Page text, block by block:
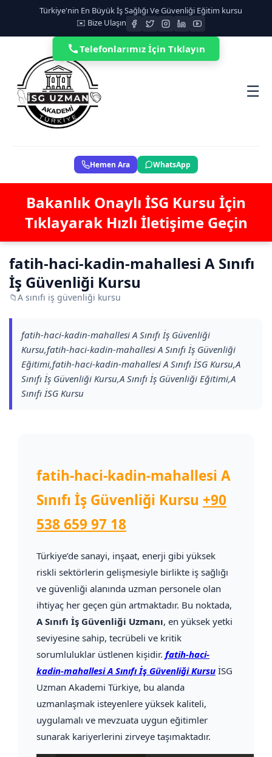
Türkiye'nin En Büyük İş Sağlığı Ve Güvenliği Eğitim kursu
✉️ Bize Ulaşın
☰
Hemen Ara WhatsApp
Bakanlık Onaylı İSG Kursu İçin
Tıklayarak Hızlı İletişime Geçin
fatih-haci-kadin-mahallesi A Sınıfı
İş Güvenliği Kursu
📁A sınıfı iş güvenliği kursu
fatih-haci-kadin-mahallesi A Sınıfı İş Güvenliği
Kursu,fatih-haci-kadin-mahallesi A Sınıfı İş Güvenliği
Eğitimi,fatih-haci-kadin-mahallesi A Sınıfı İSG Kursu,A
Sınıfı İş Güvenliği Kursu,A Sınıfı İş Güvenliği Eğitimi,A
Sınıfı İSG Kursu
fatih-haci-kadin-mahallesi A
Sınıfı İş Güvenliği Kursu +90
538 659 97 18
Türkiye’de sanayi, inşaat, enerji gibi yüksek
riskli sektörlerin gelişmesiyle birlikte iş sağlığı
ve güvenliği alanında uzman personele olan
ihtiyaç her geçen gün artmaktadır. Bu noktada,
A Sınıfı İş Güvenliği Uzmanı, en yüksek yetki
seviyesine sahip, tecrübeli ve kritik
sorumluluklar üstlenen kişidir. fatih-haci-
kadin-mahallesi A Sınıfı İş Güvenliği Kursu İSG
Uzman Akademi Türkiye, bu alanda
uzmanlaşmak isteyenlere yüksek kaliteli,
uygulamalı ve mevzuata uygun eğitimler
sunarak kariyerlerini zirveye taşımaktadır.
Telefonlarımız İçin Tıklayın